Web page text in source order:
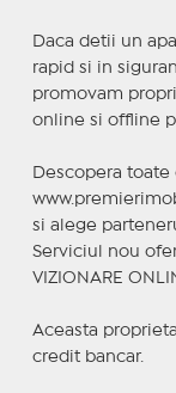
Daca detii un
rapid si in
promovam
online si offline
Descopera
si alege
Serviciul nou
VIZIONARE
Aceasta
credit bancar.